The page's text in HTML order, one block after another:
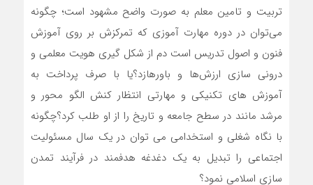
تربیت و تامین معلم به صورت واضح مشهود است؛ چگونه
می‌توان در دوره مهارت آموزی که تمرکزش بر روی آموزش
فنون و اصول تدریس است دم از شکل گیری هویت معلمی و
درونی سازی ارزش‌ها و باورهازد؟یا با صرف پرداخت به
آموزش های تکنیکی و مهارتی انتظار کنش الگو محور و
مرشد مانند در سطح جامعه و تاریخ را از او طلب کرد؟چگونه
با نگاه شغلی و استخدامی می توان در یک سال مسئولیت
اجتماعی را تبدیل به یک دغدغه هدفمند در فرآیند تمدن
سازی اسلامی نمود؟